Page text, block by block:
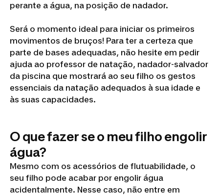
perante a água, na posição de nadador.
Será o momento ideal para iniciar os primeiros
movimentos de bruços! Para ter a certeza que
parte de bases adequadas, não hesite em pedir
ajuda ao professor de natação, nadador-salvador
da piscina que mostrará ao seu filho os gestos
essenciais da natação adequados à sua idade e
às suas capacidades.
O que fazer se o meu filho engolir
água?
Mesmo com os acessórios de flutuabilidade, o
seu filho pode acabar por engolir água
acidentalmente. Nesse caso, não entre em